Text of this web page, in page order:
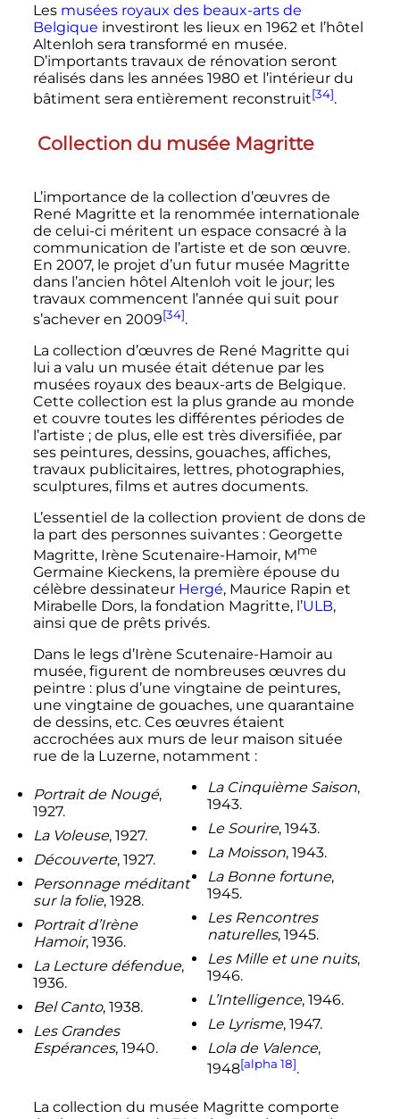
Les musées royaux des beaux-arts de
Belgique investiront les lieux en 1962 et l’hôtel
Altenloh sera transformé en musée.
D’importants travaux de rénovation seront
réalisés dans les années 1980 et l’intérieur du
bâtiment sera entièrement reconstruit[34].
Collection du musée Magritte
L’importance de la collection d’œuvres de
René Magritte et la renommée internationale
de celui-ci méritent un espace consacré à la
communication de l’artiste et de son œuvre.
En 2007, le projet d’un futur musée Magritte
dans l’ancien hôtel Altenloh voit le jour; les
travaux commencent l’année qui suit pour
s’achever en 2009[34].
La collection d’œuvres de René Magritte qui
lui a valu un musée était détenue par les
musées royaux des beaux-arts de Belgique.
Cette collection est la plus grande au monde
et couvre toutes les différentes périodes de
l’artiste ; de plus, elle est très diversifiée, par
ses peintures, dessins, gouaches, affiches,
travaux publicitaires, lettres, photographies,
sculptures, films et autres documents.
L’essentiel de la collection provient de dons de
la part des personnes suivantes : Georgette
Magritte, Irène Scutenaire-Hamoir, Mme
Germaine Kieckens, la première épouse du
célèbre dessinateur Hergé, Maurice Rapin et
Mirabelle Dors, la fondation Magritte, l’ULB,
ainsi que de prêts privés.
Dans le legs d’Irène Scutenaire-Hamoir au
musée, figurent de nombreuses œuvres du
peintre : plus d’une vingtaine de peintures,
une vingtaine de gouaches, une quarantaine
de dessins, etc. Ces œuvres étaient
accrochées aux murs de leur maison située
rue de la Luzerne, notamment :
Portrait de Nougé,
1927.
La Voleuse, 1927.
Découverte, 1927.
Personnage méditant
sur la folie, 1928.
Portrait d’Irène
Hamoir, 1936.
La Lecture défendue,
1936.
Bel Canto, 1938.
Les Grandes
Espérances, 1940.
La Cinquième Saison,
1943.
Le Sourire, 1943.
La Moisson, 1943.
La Bonne fortune,
1945.
Les Rencontres
naturelles, 1945.
Les Mille et une nuits,
1946.
L’Intelligence, 1946.
Le Lyrisme, 1947.
Lola de Valence,
1948[alpha 18].
La collection du musée Magritte comporte